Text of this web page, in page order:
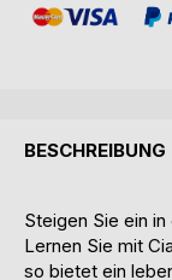
BESCHREIBUNG
Steigen Sie ein
Lernen Sie mit
so bietet ein